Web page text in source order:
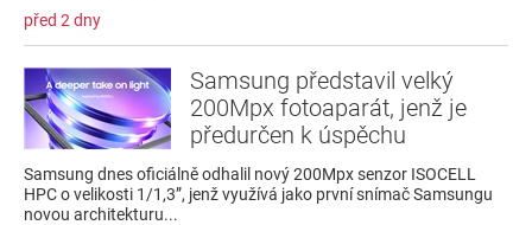
před 2 dny
Samsung představil velký
200Mpx fotoaparát, jenž je
předurčen k úspěchu
Samsung dnes oficiálně odhalil nový 200Mpx senzor ISOCELL
HPC o velikosti 1/1,3”, jenž využívá jako první snímač Samsungu
novou architekturu...